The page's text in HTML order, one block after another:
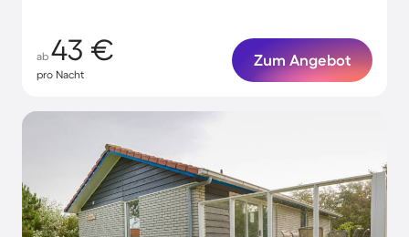
ab 43 €
pro Nacht
Zum Angebot